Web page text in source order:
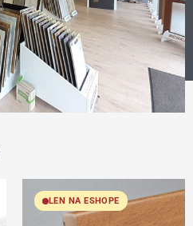
LEN NA ESHOPE